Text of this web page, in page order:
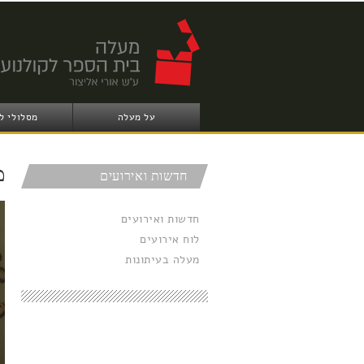
על מעלה מסלולי
חדשות ואירועים
חדשות ואירועים
לוח אירועים
מעלה בעיתונות